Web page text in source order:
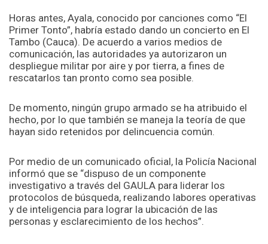
Horas antes, Ayala, conocido por canciones como “El
Primer Tonto”, habría estado dando un concierto en El
Tambo (Cauca). De acuerdo a varios medios de
comunicación, las autoridades ya autorizaron un
despliegue militar por aire y por tierra, a fines de
rescatarlos tan pronto como sea posible.
De momento, ningún grupo armado se ha atribuido el
hecho, por lo que también se maneja la teoría de que
hayan sido retenidos por delincuencia común.
Por medio de un comunicado oficial, la Policía Nacional
informó que se “dispuso de un componente
investigativo a través del GAULA para liderar los
protocolos de búsqueda, realizando labores operativas
y de inteligencia para lograr la ubicación de las
personas y esclarecimiento de los hechos”.